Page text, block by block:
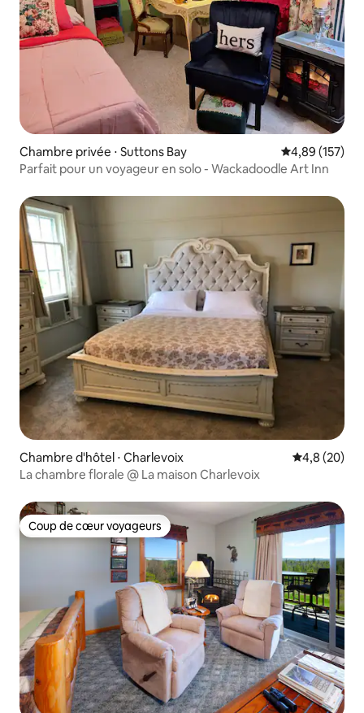
Chambre privée ⋅ Suttons Bay Évaluation
4,89 (157)
Parfait pour un voyageur en solo - Wackadoodle Art Inn
Chambre d'hôtel ⋅ Charlevoix Évaluation
4,8 (20)
La chambre florale @ La maison Charlevoix
Coup de cœur voyageurs
Coup de cœur voyageurs